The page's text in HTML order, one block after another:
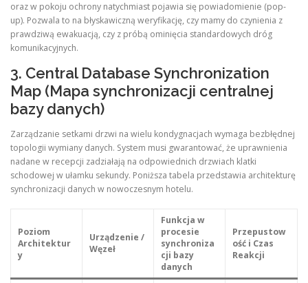
oraz w pokoju ochrony natychmiast pojawia się powiadomienie (pop-
up). Pozwala to na błyskawiczną weryfikację, czy mamy do czynienia z
prawdziwą ewakuacją, czy z próbą ominięcia standardowych dróg
komunikacyjnych.
3. Central Database Synchronization
Map (Mapa synchronizacji centralnej
bazy danych)
Zarządzanie setkami drzwi na wielu kondygnacjach wymaga bezbłędnej
topologii wymiany danych. System musi gwarantować, że uprawnienia
nadane w recepcji zadziałają na odpowiednich drzwiach klatki
schodowej w ułamku sekundy. Poniższa tabela przedstawia architekturę
synchronizacji danych w nowoczesnym hotelu.
Poziom
Architektur
y
Urządzenie /
Węzeł
Funkcja w
procesie
synchroniza
cji bazy
danych
Przepustow
ość i Czas
Reakcji